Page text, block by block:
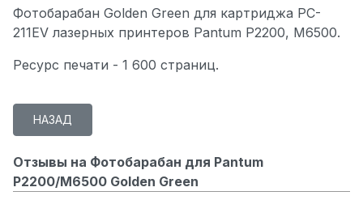
Фотобарабан Golden Green для картриджа PC-
211EV лазерных принтеров Pantum P2200, M6500.
Ресурс печати - 1 600 страниц.
Отзывы на Фотобарабан для Pantum
P2200/M6500 Golden Green